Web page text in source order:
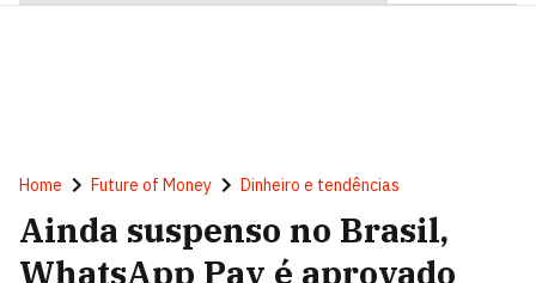
Home Future of Money Dinheiro e tendências
Ainda suspenso no Brasil,
WhatsApp Pay é aprovado